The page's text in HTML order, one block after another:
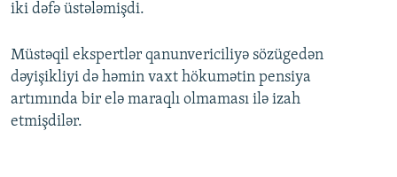
iki dəfə üstələmişdi.
Müstəqil ekspertlər qanunvericiliyə sözügedən
dəyişikliyi də həmin vaxt hökumətin pensiya
artımında bir elə maraqlı olmaması ilə izah
etmişdilər.